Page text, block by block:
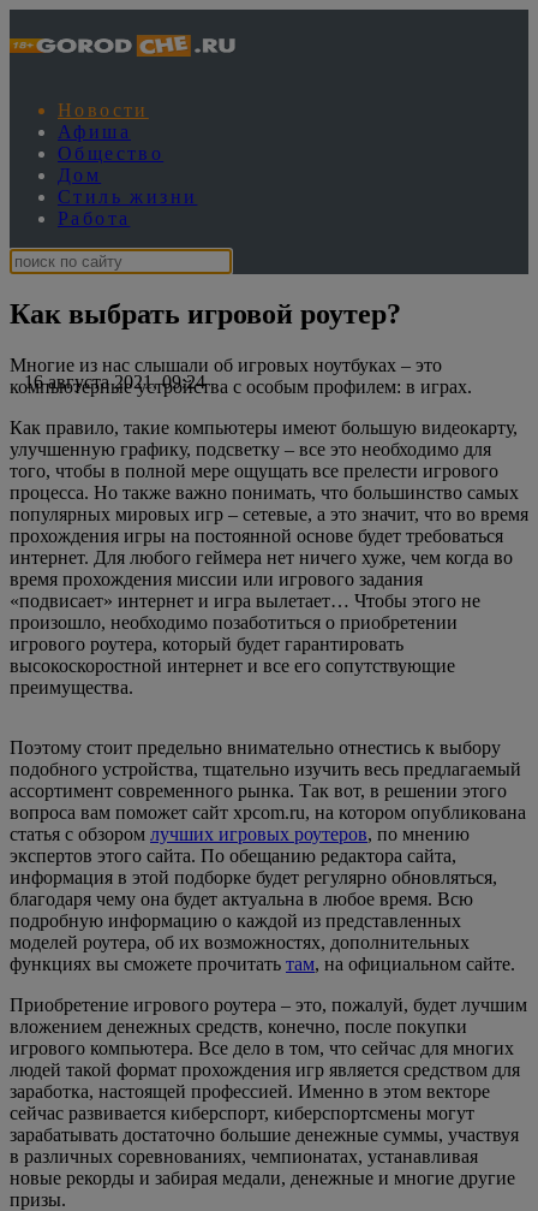
Новости
Афиша
Общество
Дом
Стиль жизни
Работа
Как выбрать игровой роутер?
16 августа 2021, 09:24
Многие из нас слышали об игровых ноутбуках – это
компьютерные устройства с особым профилем: в играх.
Как правило, такие компьютеры имеют большую видеокарту,
улучшенную графику, подсветку – все это необходимо для
того, чтобы в полной мере ощущать все прелести игрового
процесса. Но также важно понимать, что большинство самых
популярных мировых игр – сетевые, а это значит, что во время
прохождения игры на постоянной основе будет требоваться
интернет. Для любого геймера нет ничего хуже, чем когда во
время прохождения миссии или игрового задания
«подвисает» интернет и игра вылетает… Чтобы этого не
произошло, необходимо позаботиться о приобретении
игрового роутера, который будет гарантировать
высокоскоростной интернет и все его сопутствующие
преимущества.
Поэтому стоит предельно внимательно отнестись к выбору
подобного устройства, тщательно изучить весь предлагаемый
ассортимент современного рынка. Так вот, в решении этого
вопроса вам поможет сайт xpcom.ru, на котором опубликована
статья с обзором лучших игровых роутеров, по мнению
экспертов этого сайта. По обещанию редактора сайта,
информация в этой подборке будет регулярно обновляться,
благодаря чему она будет актуальна в любое время. Всю
подробную информацию о каждой из представленных
моделей роутера, об их возможностях, дополнительных
функциях вы сможете прочитать там, на официальном сайте.
Приобретение игрового роутера – это, пожалуй, будет лучшим
вложением денежных средств, конечно, после покупки
игрового компьютера. Все дело в том, что сейчас для многих
людей такой формат прохождения игр является средством для
заработка, настоящей профессией. Именно в этом векторе
сейчас развивается киберспорт, киберспортсмены могут
зарабатывать достаточно большие денежные суммы, участвуя
в различных соревнованиях, чемпионатах, устанавливая
новые рекорды и забирая медали, денежные и многие другие
призы.